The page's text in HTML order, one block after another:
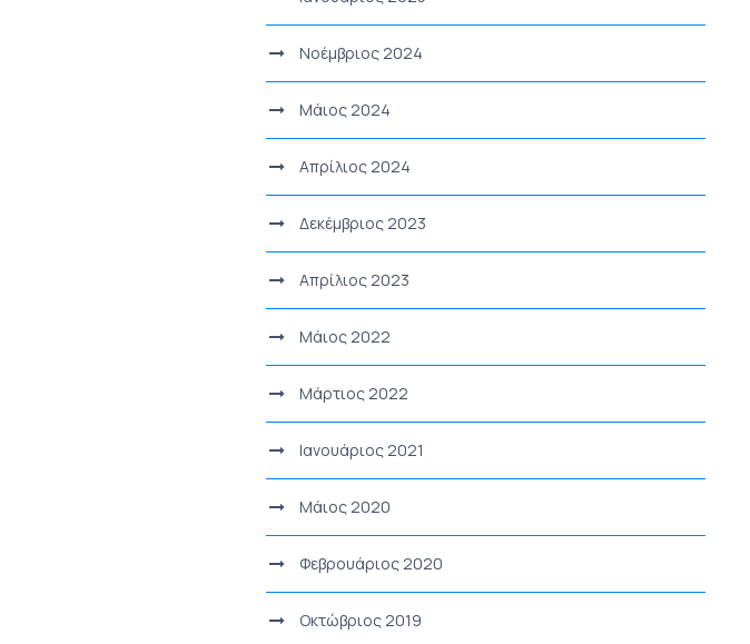
Νοέμβριος 2024
Μάιος 2024
Απρίλιος 2024
Δεκέμβριος 2023
Απρίλιος 2023
Μάιος 2022
Μάρτιος 2022
Ιανουάριος 2021
Μάιος 2020
Φεβρουάριος 2020
Οκτώβριος 2019